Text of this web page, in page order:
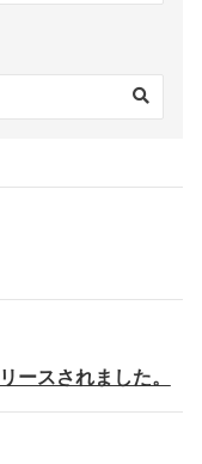
ースされました。